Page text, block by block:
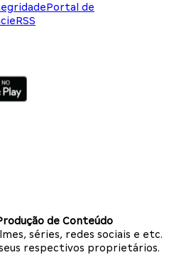
Portal de
RSS
de Conteúdo
séries, redes sociais e etc.
respectivos proprietários.